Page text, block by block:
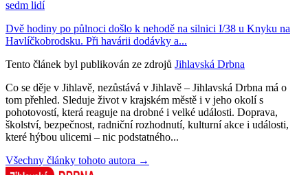
sedm lidí
Dvě hodiny po půlnoci došlo k nehodě na silnici I/38 u Knyku na
Havlíčkobrodsku. Při havárii dodávky a...
Tento článek byl publikován ze zdrojů Jihlavská Drbna
Co se děje v Jihlavě, nezůstává v Jihlavě – Jihlavská Drbna má o
tom přehled. Sleduje život v krajském městě i v jeho okolí s
pohotovostí, která reaguje na drobné i velké události. Doprava,
školství, bezpečnost, radniční rozhodnutí, kulturní akce i události,
které hýbou ulicemi – nic podstatného...
Všechny články tohoto autora →